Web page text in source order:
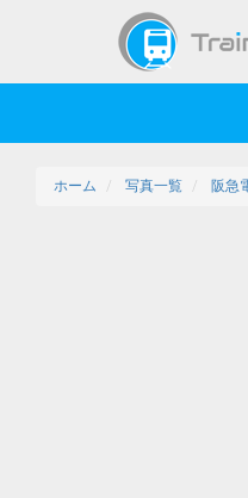
ホーム 写真一覧 阪急